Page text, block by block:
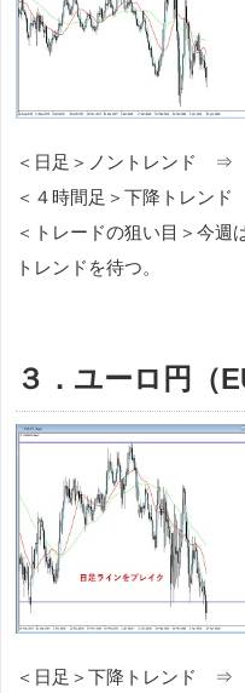
＜日足＞ノントレンド ⇒
＜４時間足＞下降トレンド
＜トレードの狙い目＞今週
トレンドを待つ。
３．ユーロ円（
＜日足＞下降トレンド ⇒